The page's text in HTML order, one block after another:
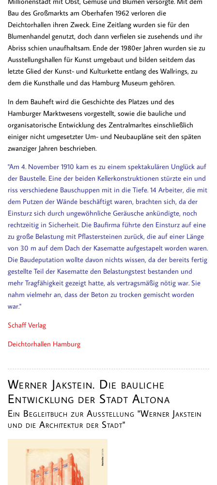
Bau des Großmarkts am Oberhafen 1962 verloren die
Deichtorhallen ihren Zweck. Eine Zeitlang wurden sie für den
Blumenhandel genutzt, doch dann verfielen sie zusehends und ihr
Abriss schien unaufhaltsam. Ende der 1980er Jahren wurden sie zu
Ausstellungshallen für Kunst umgebaut und bilden seitdem das
letzte Glied der Kunst- und Kulturkette entlang des Wallrings, zu
dem die Kunsthalle und das Hamburg Museum gehören.
In dem Bauheft wird die Geschichte des Platzes und des
Hamburger Marktwesens vorgestellt, sowie die bauliche und
organisatorische Entwicklung des Zentralmarltes einschließlich
einiger nicht umgesetzter Um- und Neubaupläne seit den späten
zwanziger Jahren beschrieben.
"Am 4. November 1910 kam es zu einem spektakulären Unglück auf
der Baustelle. Eine der beiden Kellerkonstruktionen stürzte ein und
riss verschiedene Bauschuppen mit in die Tiefe. 14 Arbeiter, die mit
dem Putzen der Wände beschäftigt waren, brachten sich, da der
Einsturz sich durch ungewöhnliche Geräusche ankündigte, noch
rechtzeitig in Sicherheit. Die Baufirma führte den Einsturz auf eine
zu große Belastung mit Pflastersteinen zurück, die auf einer Länge
von 30 m auf dem Dach der Kasematte aufgestapelt worden waren.
Die Baudeputation wollte davon nichts wissen, da der bereits fertig
gestellte Teil der Kasematte den Belastungstest bestanden und
mehr Tragfähigkeit gezeigt hatte, als vertragsmäßig nötig war. Sie
nahm vielmehr an, dass der Beton zu trocken gemischt worden
war."
Schaff Verlag
Deichtorhallen Hamburg
Werner Jakstein. Die bauliche
Entwicklung der Stadt Altona
Ein Begleitbuch zur Ausstellung "Werner Jakstein
und die Architektur der Stadt"